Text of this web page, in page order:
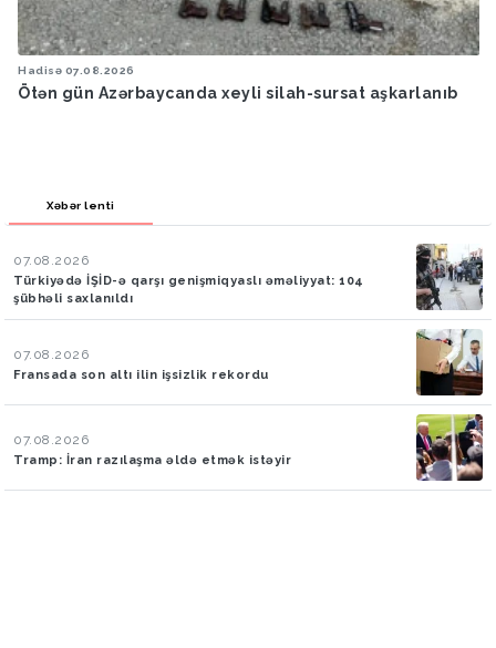
Hadisə 07.08.2026
Ötən gün Azərbaycanda xeyli silah-sursat aşkarlanıb
Xəbər lenti
07.08.2026
Türkiyədə İŞİD-ə qarşı genişmiqyaslı əməliyyat: 104
şübhəli saxlanıldı
07.08.2026
Fransada son altı ilin işsizlik rekordu
07.08.2026
Tramp: İran razılaşma əldə etmək istəyir